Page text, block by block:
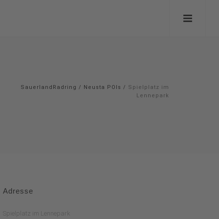
SauerlandRadring / Neusta POIs / Spielplatz im
Lennepark
Adresse
Spielplatz im Lennepark